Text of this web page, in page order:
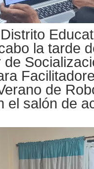
la tarde
de
de
el salón de